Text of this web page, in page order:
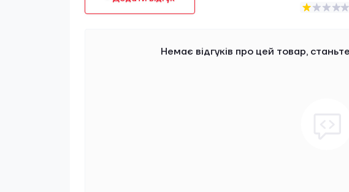
Немає відгуків про цей товар,